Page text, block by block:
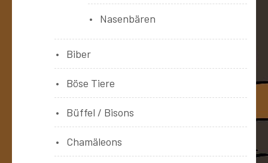
Nasenbären
Biber
Böse Tiere
Büffel / Bisons
Chamäleons